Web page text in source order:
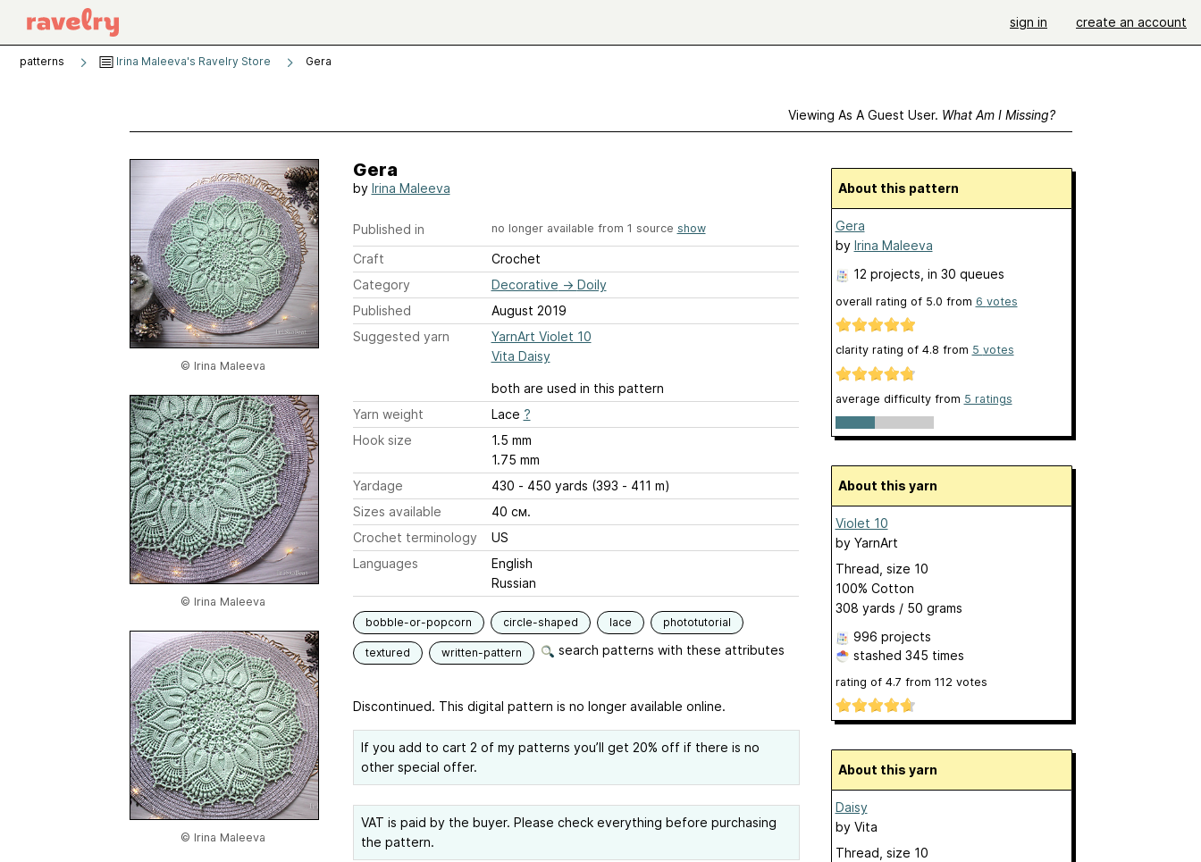
sign in create an account
patterns Irina Maleeva's Ravelry Store Gera
Viewing As A Guest User. What Am I Missing?
© Irina Maleeva
© Irina Maleeva
© Irina Maleeva
Gera
by Irina Maleeva
Published in no longer available from 1 source show
Craft
Crochet
Category
Decorative → Doily
Published
August 2019
Suggested yarn
YarnArt Violet 10
Vita Daisy
both are used in this pattern
Yarn weight
Lace ?
Hook size
1.5 mm
1.75 mm
Yardage
430 - 450 yards (393 - 411 m)
Sizes available
40 см.
Crochet terminology
US
Languages
English
Russian
bobble-or-popcorn circle-shaped lace phototutorial
textured written-pattern search patterns with these attributes
Discontinued. This digital pattern is no longer available online.
If you add to cart 2 of my patterns you’ll get 20% off if there is no
other special offer.
VAT is paid by the buyer. Please check everything before purchasing
the pattern.
About this pattern
Gera
by Irina Maleeva
12 projects , in 30 queues
overall rating of 5.0 from 6 votes
clarity rating of 4.8 from 5 votes
average difficulty from 5 ratings
About this yarn
Violet 10
by YarnArt
Thread, size 10
100% Cotton
308 yards / 50 grams
996 projects
stashed 345 times
rating of 4.7 from 112 votes
About this yarn
Daisy
by Vita
Thread, size 10